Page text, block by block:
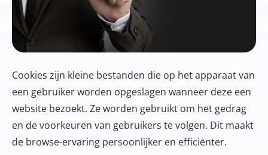
Cookies zijn kleine bestanden die op het apparaat van
een gebruiker worden opgeslagen wanneer deze een
website bezoekt. Ze worden gebruikt om het gedrag
en de voorkeuren van gebruikers te volgen. Dit maakt
de browse-ervaring persoonlijker en efficiënter.